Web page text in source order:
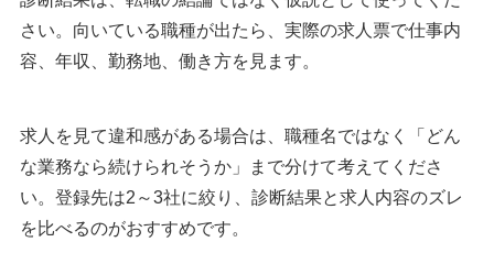
さい。向いている職種が出たら、実際の求人票で仕事内
容、年収、勤務地、働き方を見ます。
求人を見て違和感がある場合は、職種名ではなく「どん
な業務なら続けられそうか」まで分けて考えてくださ
い。登録先は2～3社に絞り、診断結果と求人内容のズレ
を比べるのがおすすめです。